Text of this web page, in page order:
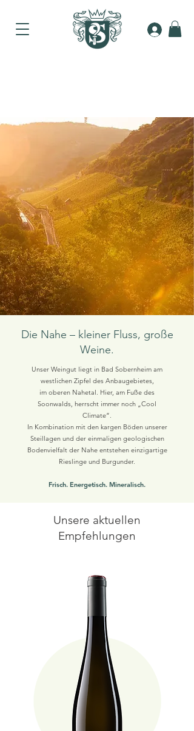
Die Nahe – kleiner Fluss, große
Weine.
Unser Weingut liegt in Bad Sobernheim am
westlichen Zipfel des Anbaugebietes,
im oberen Nahetal. Hier, am Fuße des
Soonwalds, herrscht immer noch „Cool
Climate“.
In Kombination mit den kargen Böden unserer
Steillagen und der einmaligen geologischen
Bodenvielfalt der Nahe entstehen einzigartige
Rieslinge und Burgunder.
Frisch. Energetisch. Mineralisch.
Unsere aktuellen
Empfehlungen